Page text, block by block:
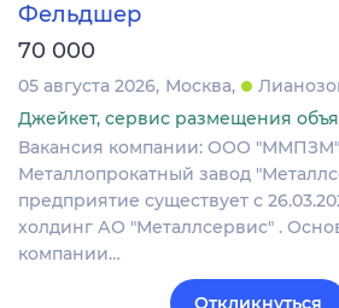
Фельдшер
70 000
05 августа 2026 Москва
Джейкет, сервис размещения
Вакансия компании: ООО
Металлопрокатный завод
предприятие существует с
холдинг АО "Металлсервис" .
компании…
Откликнуться